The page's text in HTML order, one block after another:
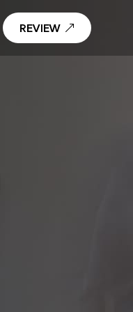
REVIEW